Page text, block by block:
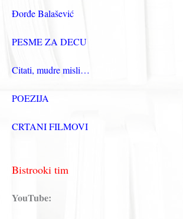
Đorđe Balašević
PESME ZA DECU
Citati, mudre misli…
POEZIJA
CRTANI FILMOVI
Bistrooki tim
YouTube: